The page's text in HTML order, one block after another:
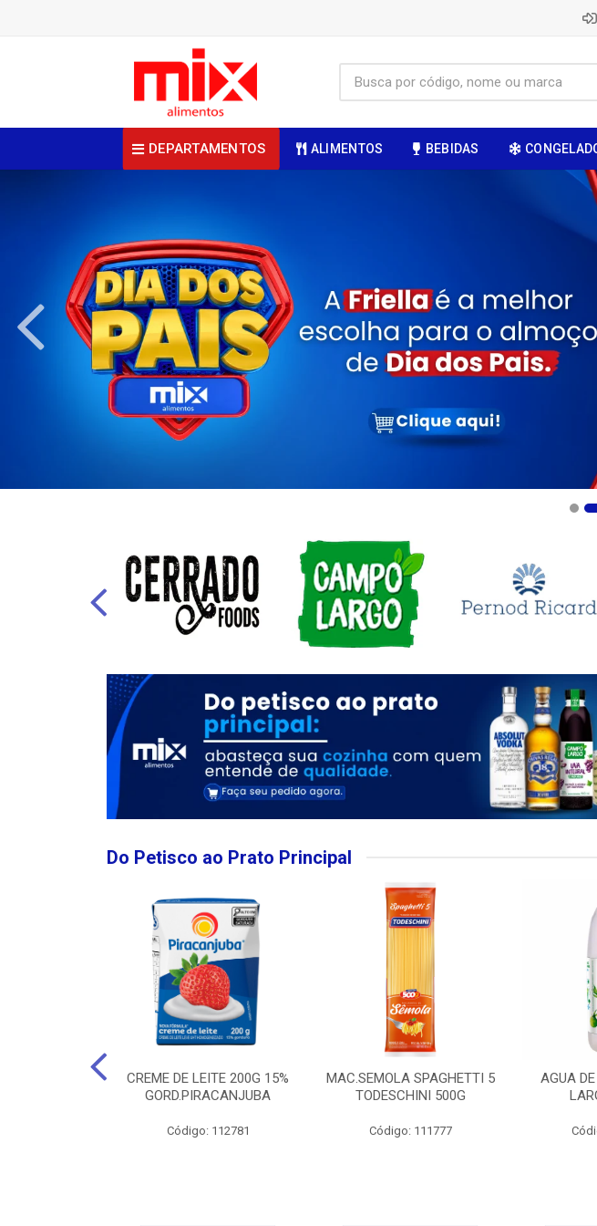
DEPARTAMENTOS ALIMENTOS BEBIDAS
Do Petisco ao Prato Principal
CREME DE LEITE 200G 15%
GORD.PIRACANJUBA
Código: 112781
MAC.SEMOLA SPAGHETTI 5
TODESCHINI 500G
Código: 111777
AGUA